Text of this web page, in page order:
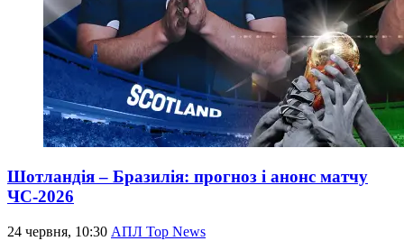
Шотландія – Бразилія: прогноз і анонс матчу
ЧС-2026
24 червня, 10:30 АПЛ Top News